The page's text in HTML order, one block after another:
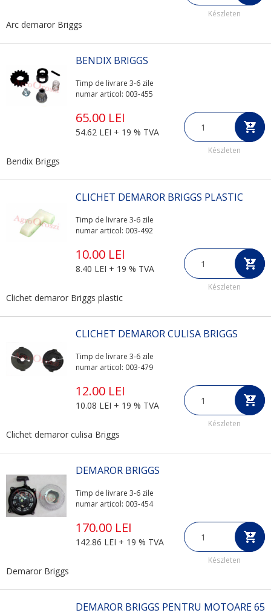
Készleten
Arc demaror Briggs
BENDIX BRIGGS
Timp de livrare 3-6 zile
numar articol: 003-455
65.00 LEI
54.62 LEI + 19 % TVA
Készleten
Bendix Briggs
CLICHET DEMAROR BRIGGS PLASTIC
Timp de livrare 3-6 zile
numar articol: 003-492
10.00 LEI
8.40 LEI + 19 % TVA
Készleten
Clichet demaror Briggs plastic
CLICHET DEMAROR CULISA BRIGGS
Timp de livrare 3-6 zile
numar articol: 003-479
12.00 LEI
10.08 LEI + 19 % TVA
Készleten
Clichet demaror culisa Briggs
DEMAROR BRIGGS
Timp de livrare 3-6 zile
numar articol: 003-454
170.00 LEI
142.86 LEI + 19 % TVA
Készleten
Demaror Briggs
DEMAROR BRIGGS PENTRU MOTOARE 65